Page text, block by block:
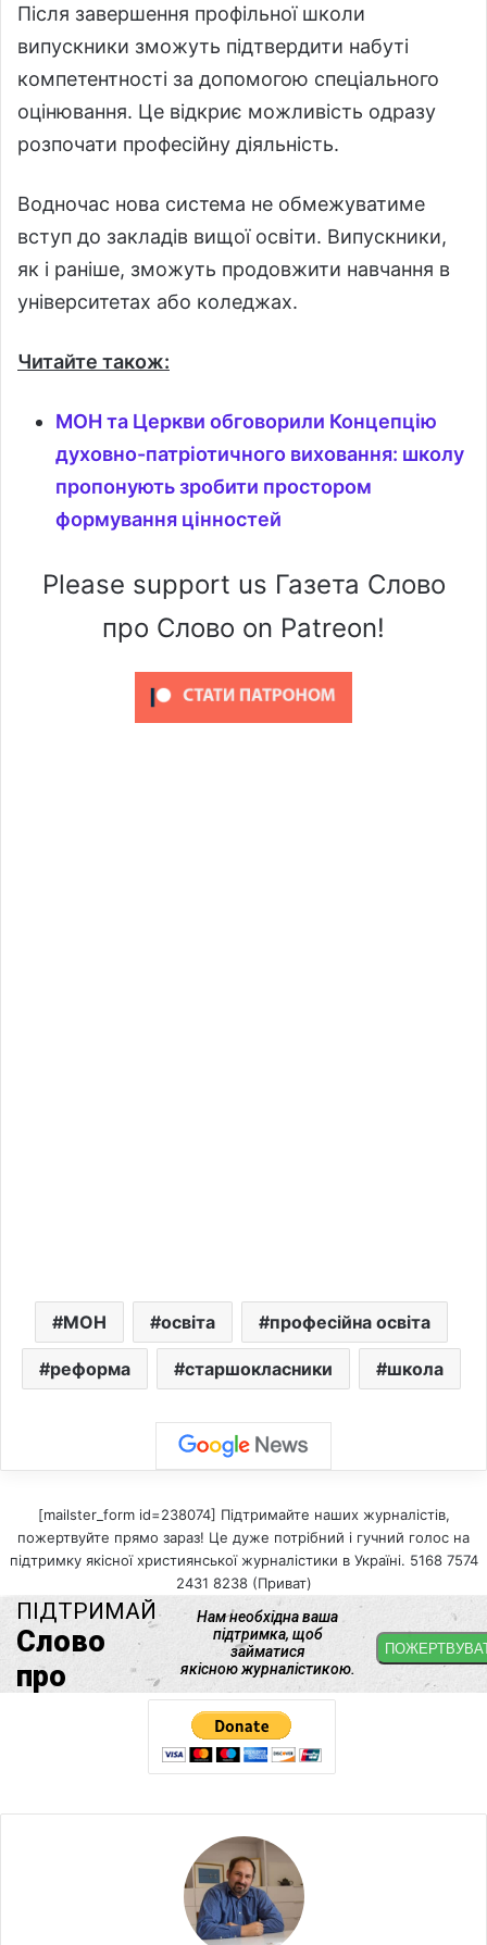
Після завершення профільної школи
випускники зможуть підтвердити набуті
компетентності за допомогою спеціального
оцінювання. Це відкриє можливість одразу
розпочати професійну діяльність.
Водночас нова система не обмежуватиме
вступ до закладів вищої освіти. Випускники,
як і раніше, зможуть продовжити навчання в
університетах або коледжах.
Читайте також:
МОН та Церкви обговорили Концепцію
духовно-патріотичного виховання: школу
пропонують зробити простором
формування цінностей
Please support us Газета Слово
про Слово on Patreon!
МОН освіта професійна освіта
реформа старшокласники школа
[mailster_form id=238074] Підтримайте наших журналістів,
пожертвуйте прямо зараз! Це дуже потрібний і гучний голос на
підтримку якісної християнської журналістики в Україні. 5168 7574
2431 8238 (Приват)